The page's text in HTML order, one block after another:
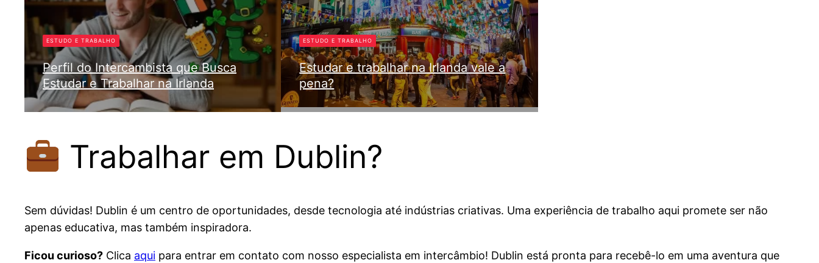
ESTUDO E TRABALHO
Perfil do Intercambista que Busca
Estudar e Trabalhar na Irlanda
Tati Halabi
ESTUDO E TRABALHO
Estudar e trabalhar na Irlanda vale a
pena?
Tati Halabi
Trabalhar em Dublin?
Sem dúvidas! Dublin é um centro de oportunidades, desde tecnologia até indústrias criativas. Uma experiência de trabalho aqui promete ser não
apenas educativa, mas também inspiradora.
Ficou curioso? Clica aqui para entrar em contato com nosso especialista em intercâmbio! Dublin está pronta para recebê-lo em uma aventura que